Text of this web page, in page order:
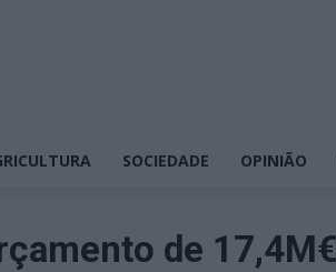
SOCIEDADE OPINIÃO
de